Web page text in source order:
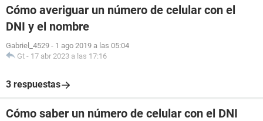
Cómo averiguar un número de celular con el
DNI y el nombre
Gabriel_4529 - 1 ago 2019 a las 05:04
Gt - 17 abr 2023 a las 17:16
3 respuestas
Cómo saber un número de celular con el DNI